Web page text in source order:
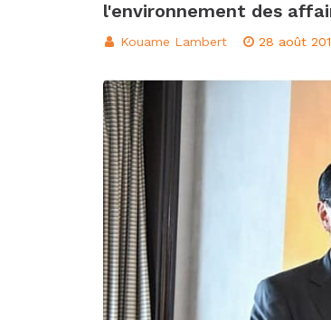
l'environnement des
Kouame Lambert 28 août